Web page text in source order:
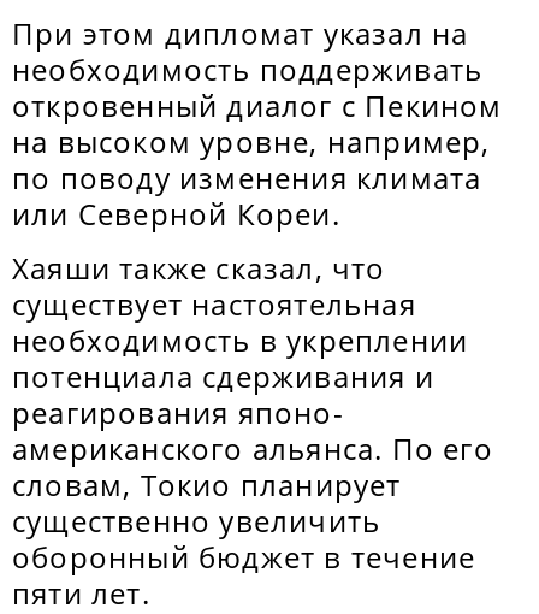
При этом дипломат указал на
необходимость поддерживать
откровенный диалог с Пекином
на высоком уровне, например,
по поводу изменения климата
или Северной Кореи.
Хаяши также сказал, что
существует настоятельная
необходимость в укреплении
потенциала сдерживания и
реагирования японо-
американского альянса. По его
словам, Токио планирует
существенно увеличить
оборонный бюджет в течение
пяти лет.